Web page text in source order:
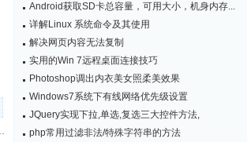
Android获取SD卡总容量，可用大小，机身内存...
详解Linux 系统命令及其使用
解决网页内容无法复制
实用的Win 7远程桌面连接技巧
Photoshop调出内衣美女照柔美效果
Windows7系统下有线网络优先级设置
JQuery实现下拉,单选,复选三大控件方法,
php常用过滤非法/特殊字符串的方法